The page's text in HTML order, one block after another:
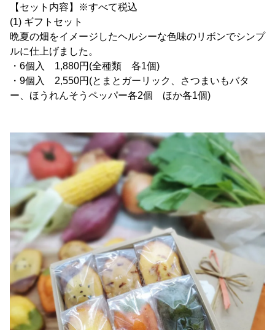
【セット内容】※すべて税込
(1) ギフトセット
晩夏の畑をイメージしたヘルシーな色味のリボンでシンプ
ルに仕上げました。
・6個入 1,880円(全種類 各1個)
・9個入 2,550円(とまとガーリック、さつまいもバタ
ー、ほうれんそうペッパー各2個 ほか各1個)